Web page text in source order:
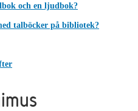
och en ljudbok?
talböcker på bibliotek?